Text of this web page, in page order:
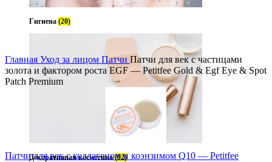
Гигиена (20)
Декоративная косметика(92)
Главная Уход за лицом Патчи Патчи для век с частицами
золота и фактором роста EGF — Petitfee Gold & Egf Eye & Spot
Patch Premium
Патчи для век с коллагеном и коэнзимом Q10 — Petitfee